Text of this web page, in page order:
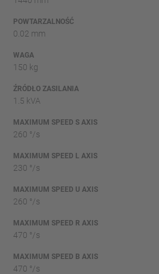
POWTARZALNOŚĆ
0.02 mm
WAGA
150 kg
ŹRÓDŁO ZASILANIA
1.5 kVA
MAXIMUM SPEED S AXIS
260 °/s
MAXIMUM SPEED L AXIS
230 °/s
MAXIMUM SPEED U AXIS
260 °/s
MAXIMUM SPEED R AXIS
470 °/s
MAXIMUM SPEED B AXIS
470 °/s